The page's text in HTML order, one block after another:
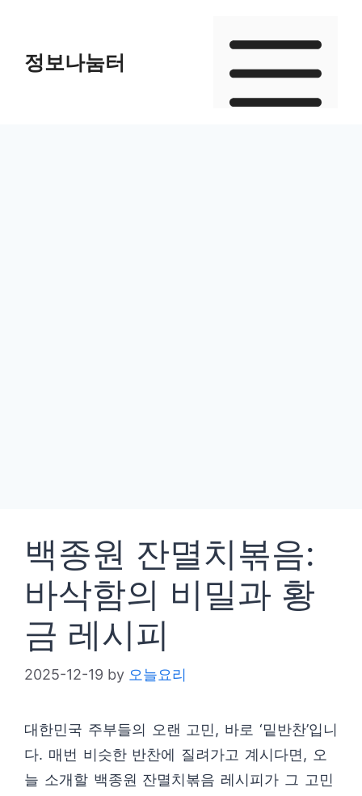
content정보나눔터
백종원 잔멸치볶음:
바삭함의 비밀과 황
금 레시피
2025-12-19 by 오늘요리
대한민국 주부들의 오랜 고민, 바로 ‘밑반찬’입니
다. 매번 비슷한 반찬에 질려가고 계시다면, 오
늘 소개할 백종원 잔멸치볶음 레시피가 그 고민